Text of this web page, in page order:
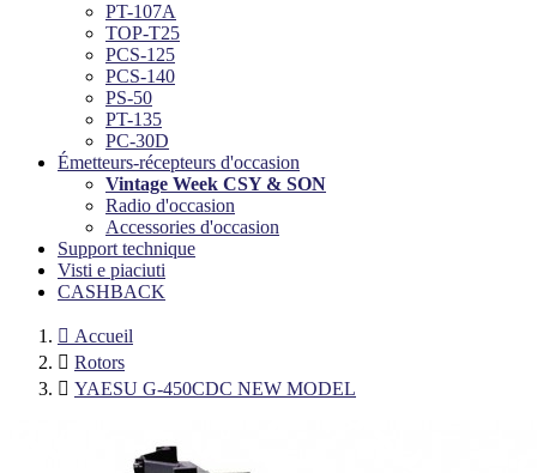
PT-107A
TOP-T25
PCS-125
PCS-140
PS-50
PT-135
PC-30D
Émetteurs-récepteurs d'occasion
Vintage Week CSY & SON
Radio d'occasion
Accessories d'occasion
Support technique
Visti e piaciuti
CASHBACK
 Accueil
 Rotors
 YAESU G-450CDC NEW MODEL